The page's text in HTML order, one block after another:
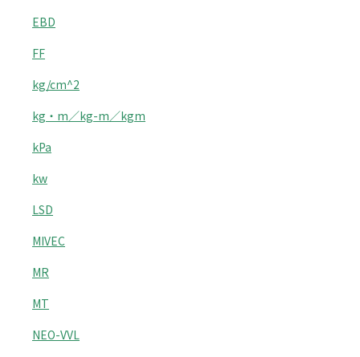
EBD
FF
kg/cm^2
kg・m／kg-m／kgm
kPa
kw
LSD
MIVEC
MR
MT
NEO-VVL